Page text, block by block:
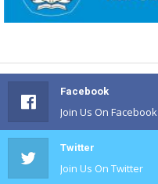
Facebook
Join Us On Facebook
Twitter
Join Us On Twitter